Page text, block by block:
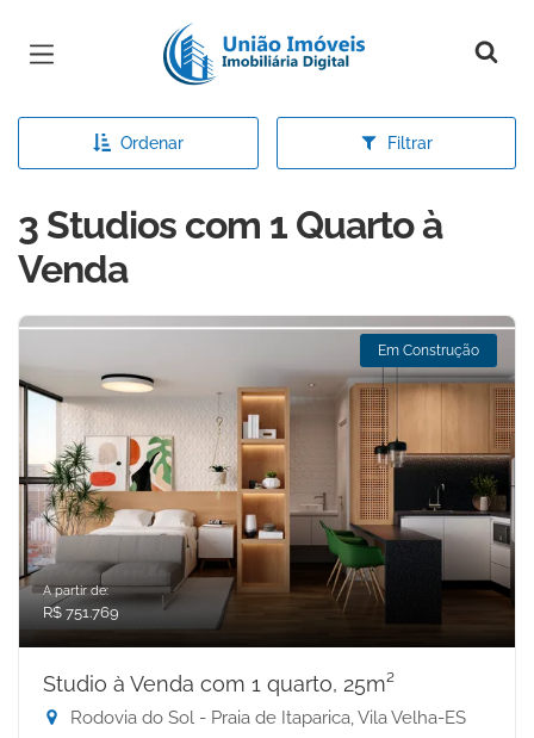
Página inicial
Ordenar Filtrar
3 Studios com 1 Quarto à
Venda
Em Construção
A partir de:
R$ 751.769
Studio à Venda com 1 quarto, 25m²
Rodovia do Sol - Praia de Itaparica, Vila Velha-ES